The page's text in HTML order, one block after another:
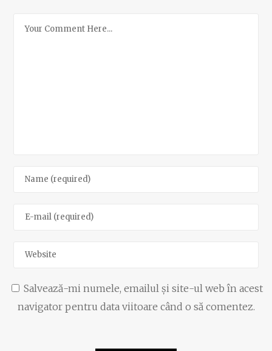
Salvează-mi numele, emailul și site-ul web în acest
navigator pentru data viitoare când o să comentez.